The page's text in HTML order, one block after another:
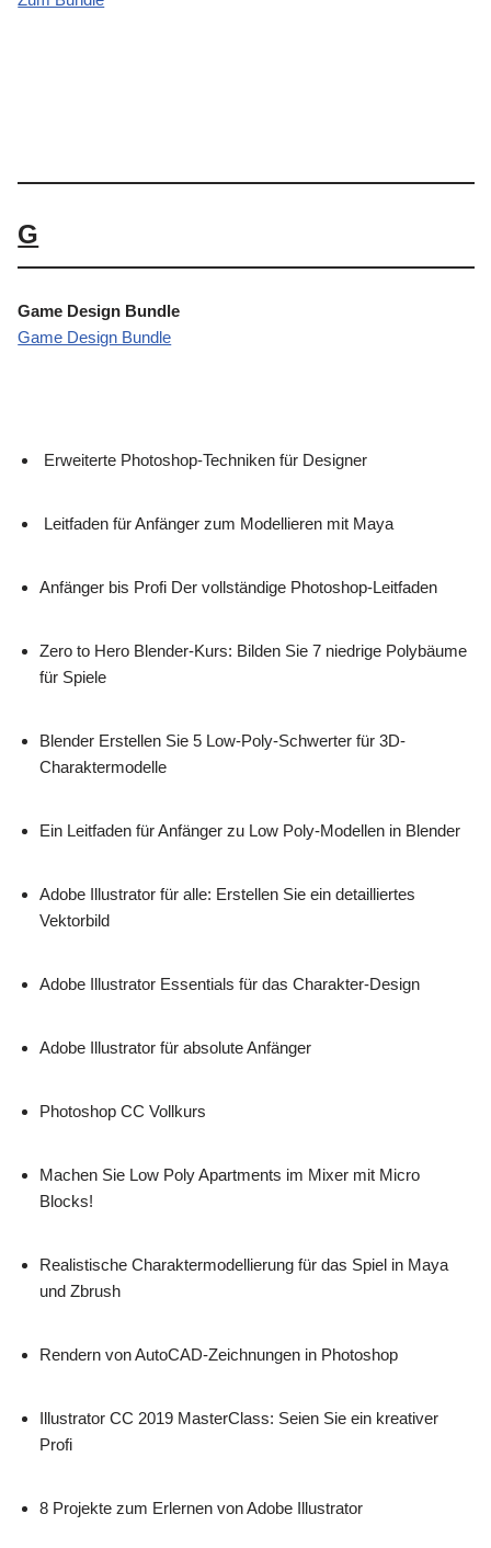
G
Game Design Bundle
Game Design Bundle
Erweiterte Photoshop-Techniken für Designer
Leitfaden für Anfänger zum Modellieren mit Maya
Anfänger bis Profi Der vollständige Photoshop-Leitfaden
Zero to Hero Blender-Kurs: Bilden Sie 7 niedrige Polybäume
für Spiele
Blender Erstellen Sie 5 Low-Poly-Schwerter für 3D-
Charaktermodelle
Ein Leitfaden für Anfänger zu Low Poly-Modellen in Blender
Adobe Illustrator für alle: Erstellen Sie ein detailliertes
Vektorbild
Adobe Illustrator Essentials für das Charakter-Design
Adobe Illustrator für absolute Anfänger
Photoshop CC Vollkurs
Machen Sie Low Poly Apartments im Mixer mit Micro
Blocks!
Realistische Charaktermodellierung für das Spiel in Maya
und Zbrush
Rendern von AutoCAD-Zeichnungen in Photoshop
Illustrator CC 2019 MasterClass: Seien Sie ein kreativer
Profi
8 Projekte zum Erlernen von Adobe Illustrator